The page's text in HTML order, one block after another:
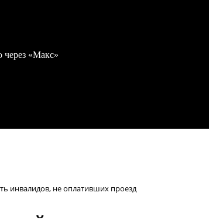
через «Макс»
инвалидов, не оплативших проезд